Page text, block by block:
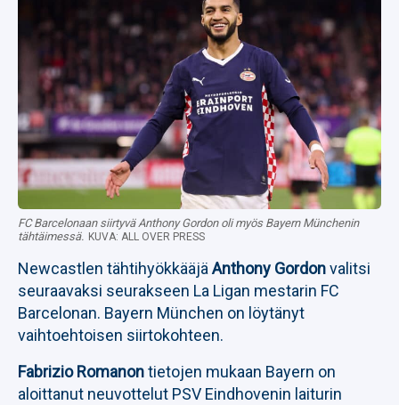
FC Barcelonaan siirtyvä Anthony Gordon oli myös Bayern Münchenin
tähtäimessä. KUVA: ALL OVER PRESS
Newcastlen tähtihyökkääjä Anthony Gordonvalitsi
seuraavaksi seurakseen La Ligan mestarin FC
Barcelonan. Bayern München on löytänyt
vaihtoehtoisen siirtokohteen.
Fabrizio Romanontietojen mukaan Bayern on
aloittanut neuvottelut PSV Eindhovenin laiturin